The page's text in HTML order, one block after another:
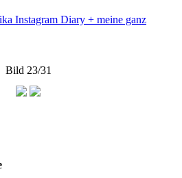
Instagram Diary + meine ganz
Bild 23/31